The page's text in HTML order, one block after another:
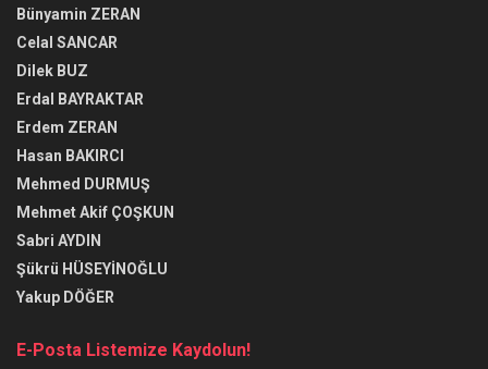
Bünyamin ZERAN
Celal SANCAR
Dilek BUZ
Erdal BAYRAKTAR
Erdem ZERAN
Hasan BAKIRCI
Mehmed DURMUŞ
Mehmet Akif ÇOŞKUN
Sabri AYDIN
Şükrü HÜSEYİNOĞLU
Yakup DÖĞER
E-Posta Listemize Kaydolun!